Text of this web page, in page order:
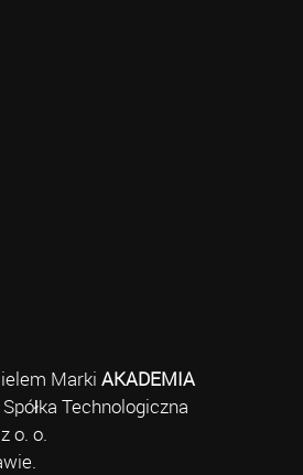
Marki AKADEMIA
Technologiczna
o. o.